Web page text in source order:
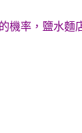
機率，鹽水麵